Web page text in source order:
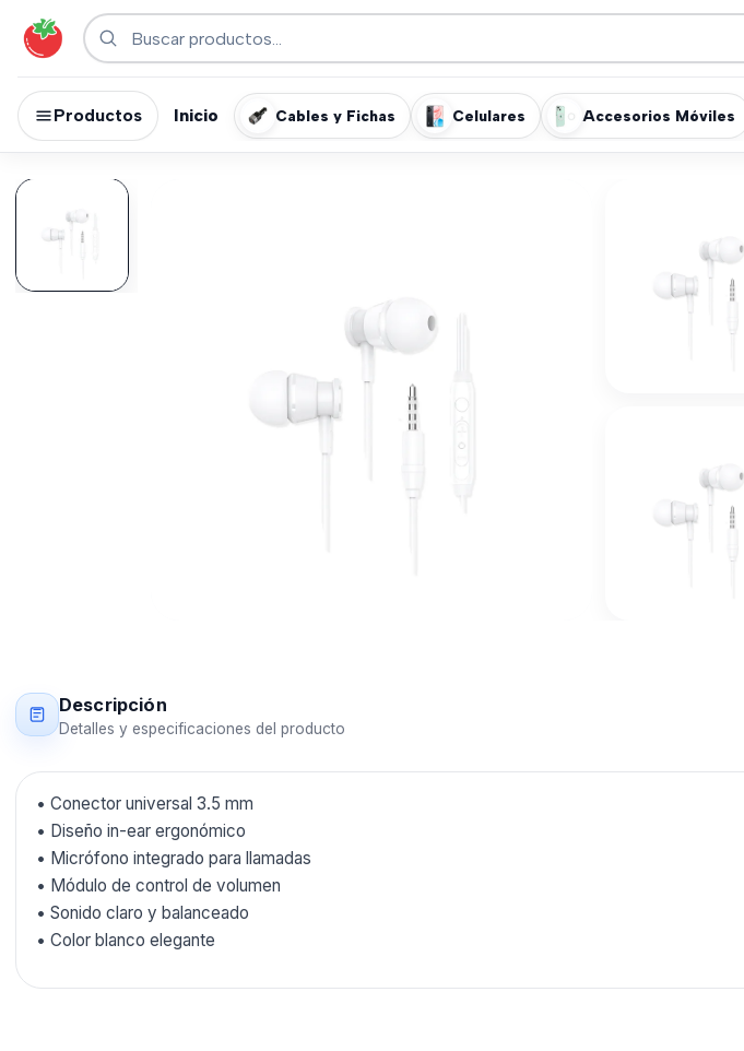
Productos Inicio Cables y Fichas Celulares Accesorios Móviles
Descripción
Detalles y especificaciones del producto
• Conector universal 3.5 mm
• Diseño in-ear ergonómico
• Micrófono integrado para llamadas
• Módulo de control de volumen
• Sonido claro y balanceado
• Color blanco elegante